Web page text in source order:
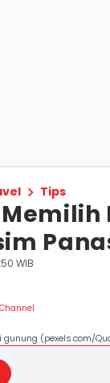
Tips
WIB
Channel
(pexels.com/